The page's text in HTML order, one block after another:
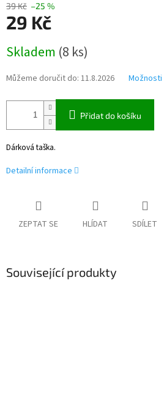
39 Kč –25 %
29 Kč
cena:
Skladem (8 ks)
Můžeme doručit do: 11.8.2026
Přidat do košíku
Dárková taška.
Detailní informace
ZEPTAT SE HLÍDAT SDÍLET
Související produkty